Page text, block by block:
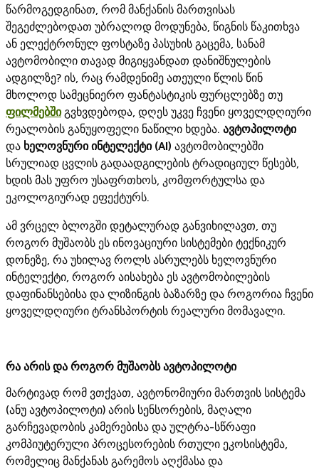
წარმოგედგინათ, რომ მანქანის მართვისას
შეგეძლებოდათ უბრალოდ მოდუნება, წიგნის წაკითხვა
ან ელექტრონულ ფოსტაზე პასუხის გაცემა, სანამ
ავტომობილი თავად მიგიყვანდათ დანიშნულების
ადგილზე? ის, რაც რამდენიმე ათეული წლის წინ
მხოლოდ სამეცნიერო ფანტასტიკის ფურცლებზე თუ
ფილმებშიგვხვდებოდა, დღეს უკვე ჩვენი ყოველდღიური
რეალობის განუყოფელი ნაწილი ხდება. ავტოპილოტი
და ხელოვნური ინტელექტი (AI) ავტომობილებში
სრულიად ცვლის გადაადგილების ტრადიციულ წესებს,
ხდის მას უფრო უსაფრთხოს, კომფორტულსა და
ეკოლოგიურად ეფექტურს.
ამ ვრცელ ბლოგში დეტალურად განვიხილავთ, თუ
როგორ მუშაობს ეს ინოვაციური სისტემები ტექნიკურ
დონეზე, რა უხილავ როლს ასრულებს ხელოვნური
ინტელექტი, როგორ აისახება ეს ავტომობილების
დაფინანსებისა და ლიზინგის ბაზარზე და როგორია ჩვენი
ყოველდღიური ტრანსპორტის რეალური მომავალი.
რა არის და როგორ მუშაობს ავტოპილოტი
მარტივად რომ ვთქვათ, ავტონომიური მართვის სისტემა
(ანუ ავტოპილოტი) არის სენსორების, მაღალი
გარჩევადობის კამერებისა და ულტრა-სწრაფი
კომპიუტერული პროცესორების რთული ეკოსისტემა,
რომელიც მანქანას გარემოს აღქმასა და